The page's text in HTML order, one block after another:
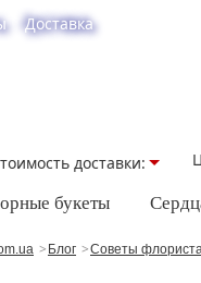
Доставка
доставки:
букеты
Блог Советы